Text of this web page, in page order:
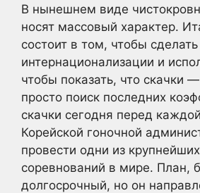
В нынешнем виде
носят массовый характер.
состоит в том, чтобы
интернационализации и
чтобы показать, что скачки
просто поиск последних
скачки сегодня перед
Корейской гоночной
провести одни из
соревнований в мире. План,
долгосрочный, но он